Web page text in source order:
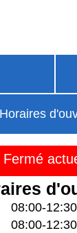
Horaires
Fermé
08:00-
08:00-